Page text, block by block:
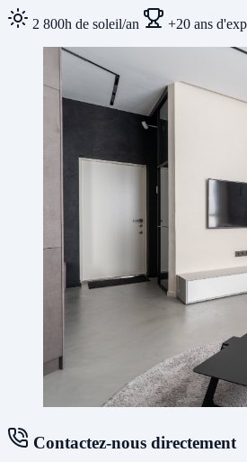
2 800h de soleil/an +20 ans
Contactez-nous directement